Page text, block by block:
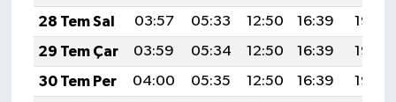
28 Tem Sal
03:57 05:33 12:50 16:39
19:57
29 Tem Çar
03:59 05:34 12:50 16:39
19:56
30 Tem Per
04:00 05:35 12:50 16:39
19:55